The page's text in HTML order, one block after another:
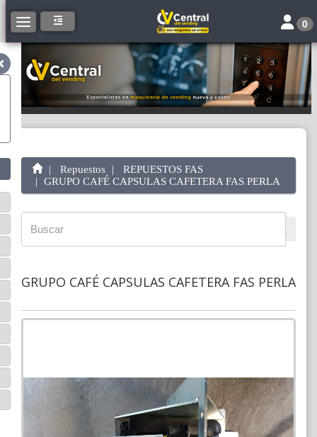
Toggle navigation Toggle
0
Repuestos
REPUESTOS FAS
GRUPO CAFÉ CAPSULAS CAFETERA FAS PERLA
GRUPO CAFÉ CAPSULAS CAFETERA FAS PERLA